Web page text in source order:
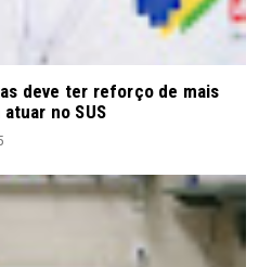
deve ter reforço de mais
no SUS